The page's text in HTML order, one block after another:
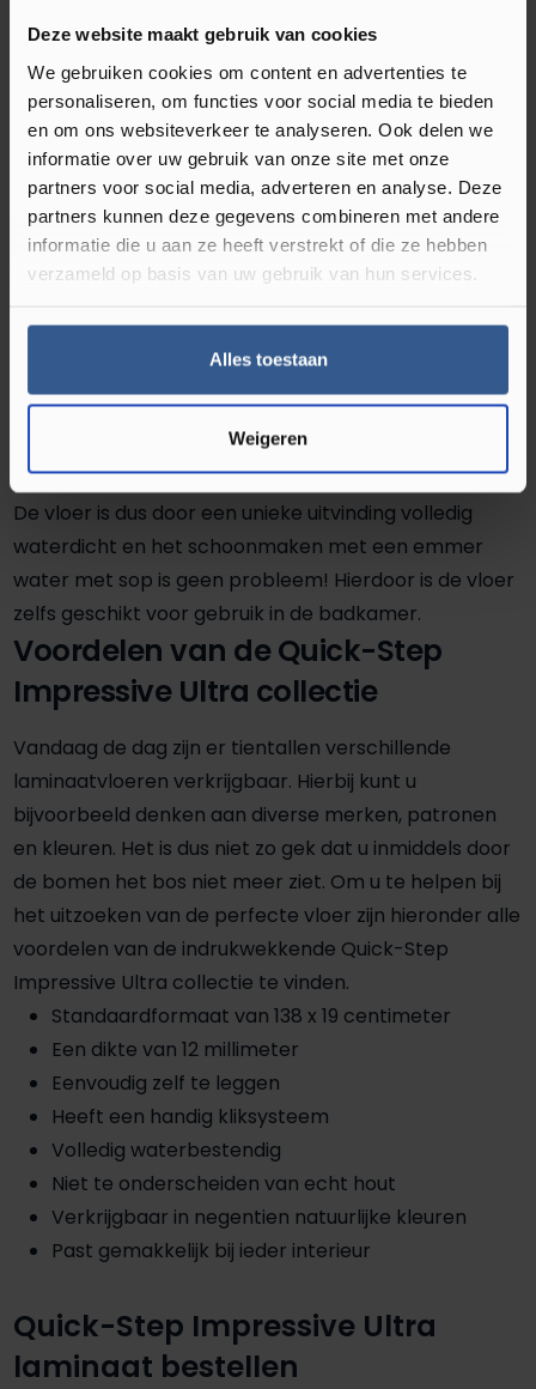
Deze website maakt gebruik van cookies
We gebruiken cookies om content en advertenties te
personaliseren, om functies voor social media te bieden
en om ons websiteverkeer te analyseren. Ook delen we
informatie over uw gebruik van onze site met onze
partners voor social media, adverteren en analyse. Deze
partners kunnen deze gegevens combineren met andere
informatie die u aan ze heeft verstrekt of die ze hebben
verzameld op basis van uw gebruik van hun services.
Alles toestaan
Weigeren
is namelijk 12 millimeter dik en heeft een
slijtweerstand klasse 33 dat deze vloer nog
exclusiever maakt. Gebruik in zwaarbelaste ruimtes is
geen probleem. Daarnaast beschikt de laminaatvloer
over de Hydro Seal techniek. Dit houdt in dat de vloer
zelfs schoongemaakt kan worden met een schrob-
of boenmachine. Ideaal als u de vloer in uw winkel of
kantoor gaat gebruiken. Maar het wordt nog
bekend dat dit niet zo goed samengaat. Door de
verleden tijd. De Quick-Step laminaatvloer Impressive
Ultra IMU3558 in de kleur zachte eik grijs is bestand
tegen water op de toplaag en water in de groeven.
De vloer is dus door een unieke uitvinding volledig
waterdicht en het schoonmaken met een emmer
water met sop is geen probleem! Hierdoor is de vloer
zelfs geschikt voor gebruik in de badkamer.
Voordelen van de Quick-Step
Impressive Ultra collectie
Vandaag de dag zijn er tientallen verschillende
laminaatvloeren verkrijgbaar. Hierbij kunt u
bijvoorbeeld denken aan diverse merken, patronen
en kleuren. Het is dus niet zo gek dat u inmiddels door
de bomen het bos niet meer ziet. Om u te helpen bij
het uitzoeken van de perfecte vloer zijn hieronder alle
voordelen van de indrukwekkende Quick-Step
Impressive Ultra collectie te vinden.
Standaardformaat van 138 x 19 centimeter
Een dikte van 12 millimeter
Eenvoudig zelf te leggen
Heeft een handig kliksysteem
Volledig waterbestendig
Niet te onderscheiden van echt hout
Verkrijgbaar in negentien natuurlijke kleuren
Past gemakkelijk bij ieder interieur
Quick-Step Impressive Ultra
laminaat bestellen